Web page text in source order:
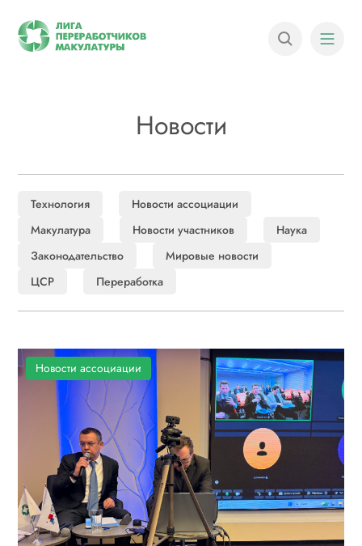
Новости
Технология
Новости ассоциации
Макулатура
Новости участников
Наука
Законодательство
Мировые новости
ЦСР
Переработка
Новости ассоциации